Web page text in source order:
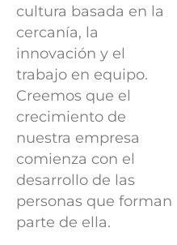
cultura basada en la
cercanía, la
innovación y el
trabajo en equipo.
Creemos que el
crecimiento de
nuestra empresa
comienza con el
desarrollo de las
personas que forman
parte de ella.